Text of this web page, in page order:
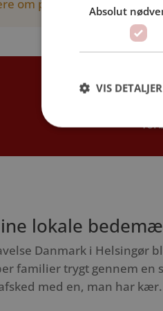
om priser her
lokale
Danmark i Helsingør
familier trygt gennem en
med en, man har kær.
Absolut
VIS DETALJER